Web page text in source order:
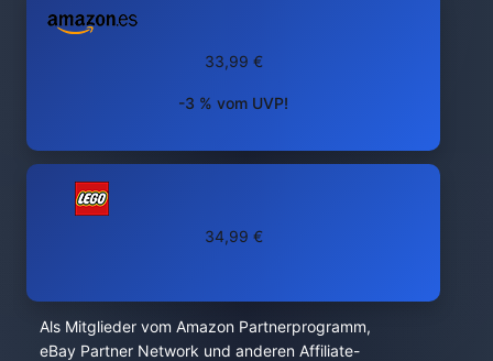
33,99 €
-3 % vom UVP!
34,99 €
Als Mitglieder vom Amazon Partnerprogramm,
eBay Partner Network und anderen Affiliate-